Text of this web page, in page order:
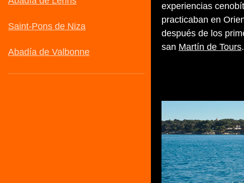
experiencias
practicaban en
después de los
san Martín de Tours.